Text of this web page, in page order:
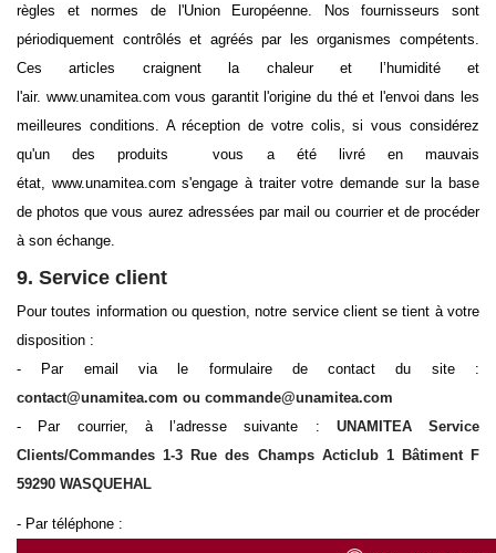
règles et normes de l'Union Européenne. Nos fournisseurs sont
périodiquement contrôlés et agréés par les organismes compétents.
Ces articles craignent la chaleur et l’humidité et
l'air. www.unamitea.com vous garantit l'origine du thé et l'envoi dans les
meilleures conditions. A réception de votre colis, si vous considérez
qu'un des produits vous a été livré en mauvais
état, www.unamitea.com s'engage à traiter votre demande sur la base
de photos que vous aurez adressées par mail ou courrier et de procéder
à son échange.
9. Service client
Pour toutes information ou question, notre service client se tient à votre
disposition :
- Par email via le formulaire de contact du site :
contact@unamitea.com ou commande@unamitea.com
- Par courrier, à l’adresse suivante : UNAMITEA Service
Clients/Commandes 1-3 Rue des Champs Acticlub 1 Bâtiment F
59290 WASQUEHAL
- Par téléphone :